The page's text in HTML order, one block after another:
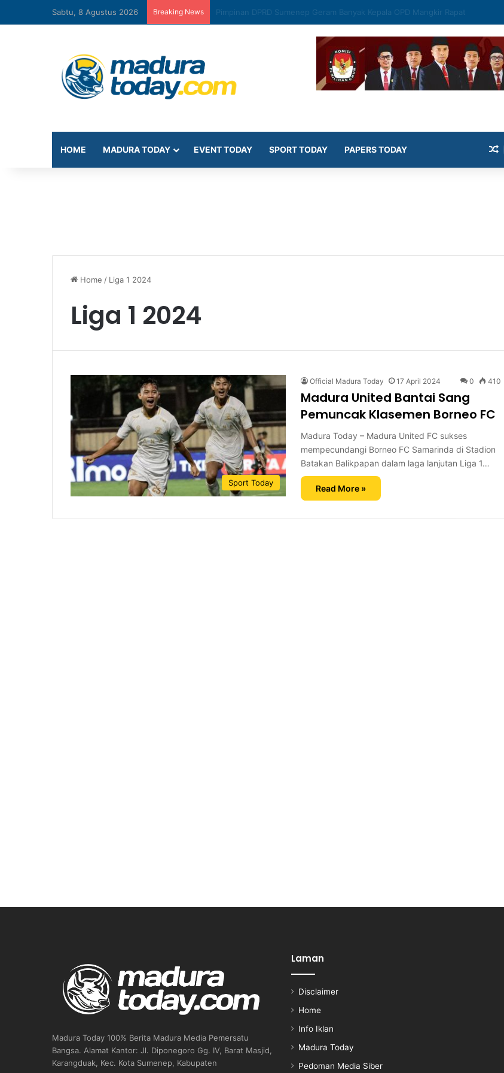
Sabtu, 8 Agustus 2026 Breaking News Diskominfo Pamekasan Latih Siswa Public Speaking dan Konten Publik
HOME MADURA TODAY EVENT TODAY SPORT TODAY PAPERS TODAY
Home / Liga 1 2024
Liga 1 2024
Sport Today
Official Madura Today 17 April 2024 0 410
Madura United Bantai Sang
Pemuncak Klasemen Borneo FC
Madura Today – Madura United FC sukses
mempecundangi Borneo FC Samarinda di Stadion
Batakan Balikpapan dalam laga lanjutan Liga 1…
Read More »
Madura Today 100% Berita Madura Media Pemersatu
Bangsa. Alamat Kantor: Jl. Diponegoro Gg. IV, Barat Masjid,
Karangduak, Kec. Kota Sumenep, Kabupaten
Laman
Disclaimer
Home
Info Iklan
Madura Today
Pedoman Media Siber